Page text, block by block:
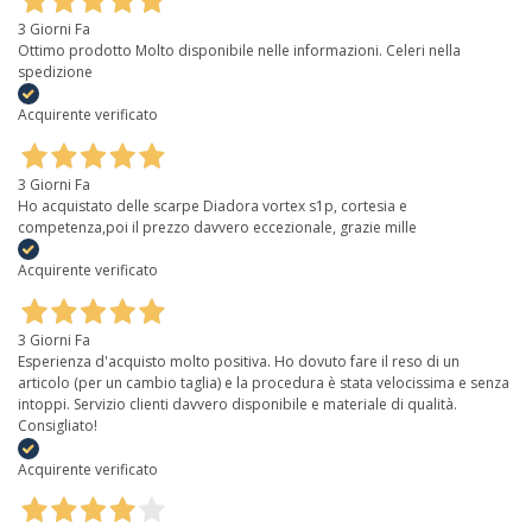
3 Giorni Fa
Ottimo prodotto Molto disponibile nelle informazioni. Celeri nella
spedizione
Acquirente verificato
3 Giorni Fa
Ho acquistato delle scarpe Diadora vortex s1p, cortesia e
competenza,poi il prezzo davvero eccezionale, grazie mille
Acquirente verificato
3 Giorni Fa
Esperienza d'acquisto molto positiva. Ho dovuto fare il reso di un
articolo (per un cambio taglia) e la procedura è stata velocissima e senza
intoppi. Servizio clienti davvero disponibile e materiale di qualità.
Consigliato!
Acquirente verificato